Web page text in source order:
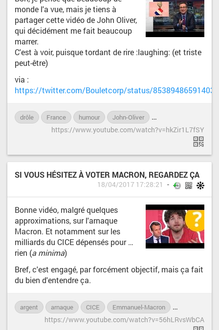
monde l'a vue, mais je tiens à
partager cette vidéo de John Oliver,
qui décidément me fait beaucoup
marrer.
C'est à voir, puisque tordant de rire :laughing: (et triste
peut-être)
via :
https://twitter.com/Bouletcorp/status/
drôle France humour John-Oliver
https://www.youtube.com/watch?v=hkZir1L7fSY
SI VOUS HÉSITEZ À VOTER MACRON, REGARDEZ ÇA
18/04/2017 17:28:21
Bonne vidéo, malgré quelques
approximations, sur l'arnaque
Macron. Et notamment sur les
milliards du CICE dépensés pour …
rien (a minima)
Bref, c'est engagé, par forcément objectif, mais ça fait
du bien d'entendre ça.
argent arnaque CICE Emmanuel-Macron
https://www.youtube.com/watch?v=56hLRvsWbCA